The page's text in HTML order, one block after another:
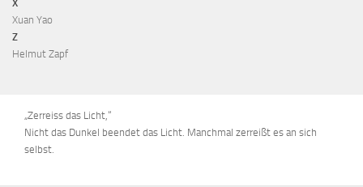
„Zerreiss das Licht,“
Nicht das Dunkel beendet das Licht. Manchmal zerreißt es an sich
selbst.
X
Xuan Yao
Z
Helmut Zapf